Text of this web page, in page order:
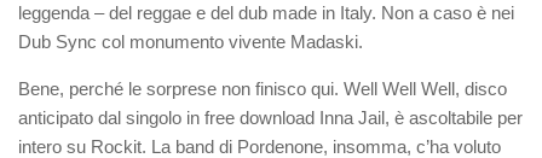
leggenda – del reggae e del dub made in Italy. Non a caso è nei
Dub Sync col monumento vivente Madaski.
Bene, perché le sorprese non finisco qui. Well Well Well, disco
anticipato dal singolo in free download Inna Jail, è ascoltabile per
intero su Rockit. La band di Pordenone, insomma, c’ha voluto